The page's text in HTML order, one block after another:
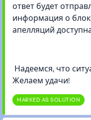
ответ будет
информация о
апелляций
Надеемся, что
Желаем удачи!
MARKED AS SOLUTION